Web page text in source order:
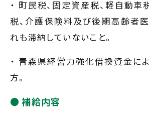
・ 町民税、固定資産税、軽自動車
税、介護保険料及び後期高齢者
れも滞納していないこと。
・ 青森県経営力強化借換資金に
方。
補給内容